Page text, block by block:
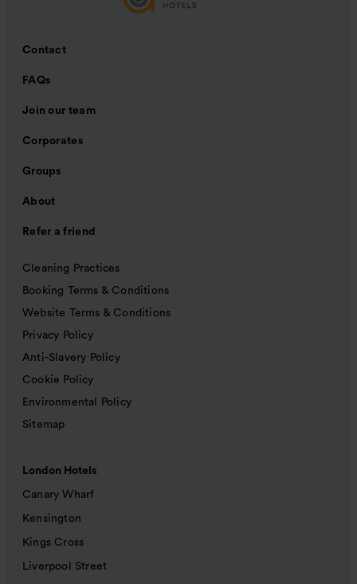
Contact
FAQs
Join our team
Corporates
Groups
About
Refer a friend
Cleaning Practices
Booking Terms & Conditions
Website Terms & Conditions
Privacy Policy
Anti-Slavery Policy
Cookie Policy
Environmental Policy
Sitemap
London Hotels
Canary Wharf
Kensington
Kings Cross
Liverpool Street